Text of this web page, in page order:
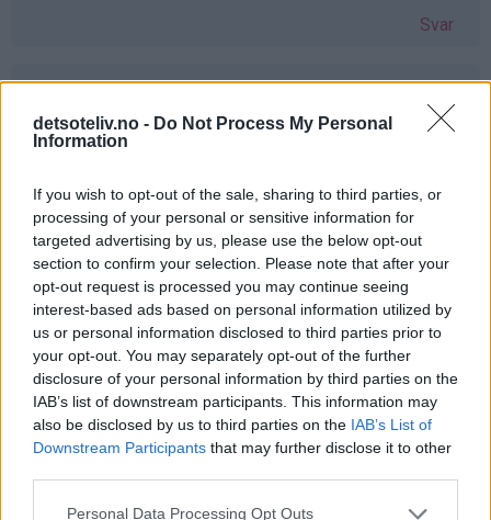
detsoteliv.no - Do Not Process My Personal
Information
If you wish to opt-out of the sale, sharing to third parties, or
processing of your personal or sensitive information for
targeted advertising by us, please use the below opt-out
section to confirm your selection. Please note that after your
opt-out request is processed you may continue seeing
interest-based ads based on personal information utilized by
us or personal information disclosed to third parties prior to
your opt-out. You may separately opt-out of the further
disclosure of your personal information by third parties on the
IAB’s list of downstream participants. This information may
also be disclosed by us to third parties on the IAB’s List of
Downstream Participants that may further disclose it to other
Personal Data Processing Opt Outs
Svar
jaatakk
Liv Håland - 24.03.2015 - 00:45
Ja takk det hadde smakt fortreffelig :-)
Svar
Kjersti - 24.03.2015 - 00:46
Vafler <3
Svar